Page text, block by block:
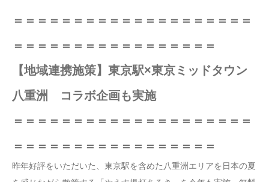
＝＝＝＝＝＝＝＝＝＝＝＝＝＝＝＝＝＝＝＝
＝＝＝＝＝＝＝＝＝＝＝＝＝＝＝＝＝
【地域連携施策】東京駅×東京ミッドタウン
八重洲 コラボ企画も実施
＝＝＝＝＝＝＝＝＝＝＝＝＝＝＝＝＝＝＝＝
＝＝＝＝＝＝＝＝＝＝＝＝＝＝＝＝＝
昨年好評をいただいた、東京駅を含めた八重洲エリアを日本の夏